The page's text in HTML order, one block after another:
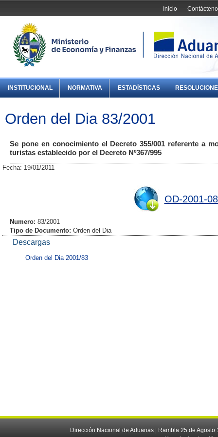
Inicio
INSTITUCIONAL NORMATIVA ESTADÍSTICAS
Orden del Dia 83/2001
Se pone en conocimiento el Decreto 355/001 referente a
turistas establecido por el Decreto Nº367/995
Fecha: 19/01/2011
OD-2001-
Numero: 83/2001
Tipo de Documento: Orden del Dia
Descargas
Orden del Dia 2001/83
Dirección Nacional de Aduanas | Rambla 25 de